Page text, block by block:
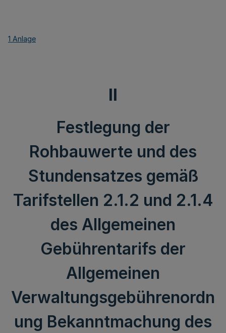
1 Anlage
II
Festlegung der
Rohbauwerte und des
Stundensatzes gemäß
Tarifstellen 2.1.2 und 2.1.4
des Allgemeinen
Gebührentarifs der
Allgemeinen
Verwaltungsgebührenordn
ung Bekanntmachung des